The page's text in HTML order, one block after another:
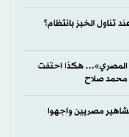
تناول الخبز بانتظام؟
المصري»… هكذا احتفت
محمد صلاح
مصريين واجهوا